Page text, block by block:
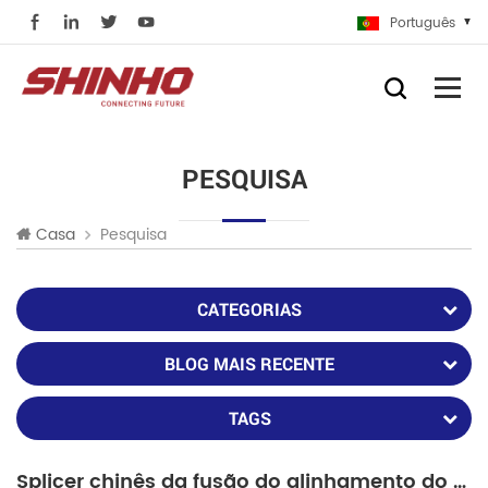
Português
PESQUISA
Casa Pesquisa
CATEGORIAS
BLOG MAIS RECENTE
TAGS